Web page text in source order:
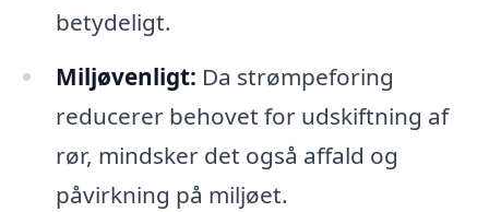
betydeligt.
Miljøvenligt: Da strømpeforing
reducerer behovet for udskiftning af
rør, mindsker det også affald og
påvirkning på miljøet.